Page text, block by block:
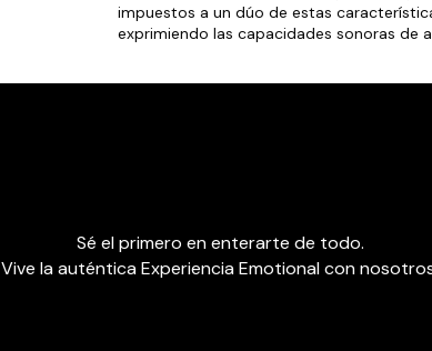
impuestos a un dúo de estas
exprimiendo las capacidades sonoras de
Sé el primero en enterarte de todo.
Vive la auténtica Experiencia Emotional con